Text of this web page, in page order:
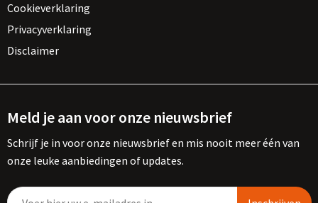
Cookieverklaring
Privacyverklaring
Disclaimer
Meld je aan voor onze nieuwsbrief
Schrijf je in voor onze nieuwsbrief en mis nooit meer één van
onze leuke aanbiedingen of updates.